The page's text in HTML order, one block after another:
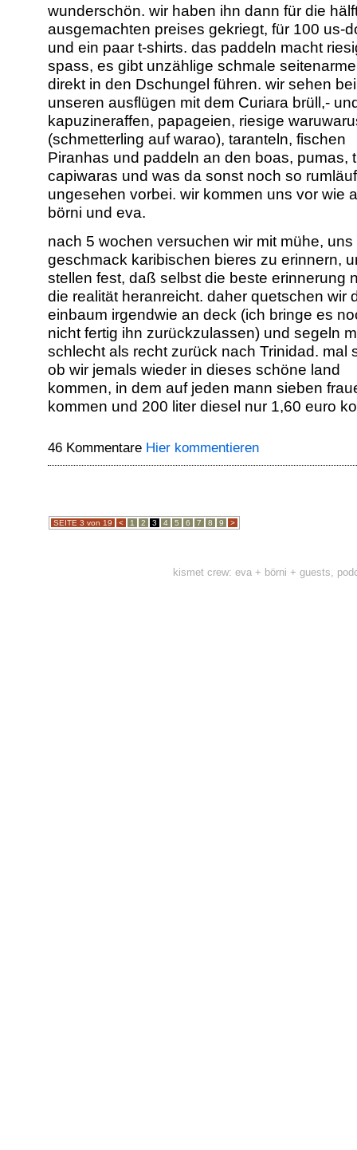
wunderschön. wir haben ihn dann für die
ausgemachten preises gekriegt, für 100 us-
und ein paar t-shirts. das paddeln macht
spass, es gibt unzählige schmale
direkt in den Dschungel führen. wir sehen bei
unseren ausflügen mit dem Curiara brüll,-
kapuzineraffen, papageien, riesige
(schmetterling auf warao), taranteln, fischen
Piranhas und paddeln an den boas, pumas,
capiwaras und was da sonst noch so
ungesehen vorbei. wir kommen uns vor wie
börni und eva.
nach 5 wochen versuchen wir mit mühe,
geschmack karibischen bieres zu erinnern,
stellen fest, daß selbst die beste erinnerung
die realität heranreicht. daher quetschen wir
einbaum irgendwie an deck (ich bringe es
nicht fertig ihn zurückzulassen) und segeln
schlecht als recht zurück nach Trinidad. mal
ob wir jemals wieder in dieses schöne land
kommen, in dem auf jeden mann sieben
kommen und 200 liter diesel nur 1,60 euro
46 Kommentare Hier kommentieren
SEITE 3 von 19 < 1 2 3 4 5 6 7 8 9 >
kismet crew: eva + börni + guests,